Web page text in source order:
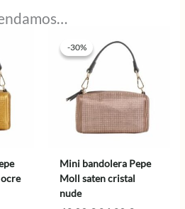
-30%
-30%
Mini bandolera Pepe
Moll saten cristal
nude